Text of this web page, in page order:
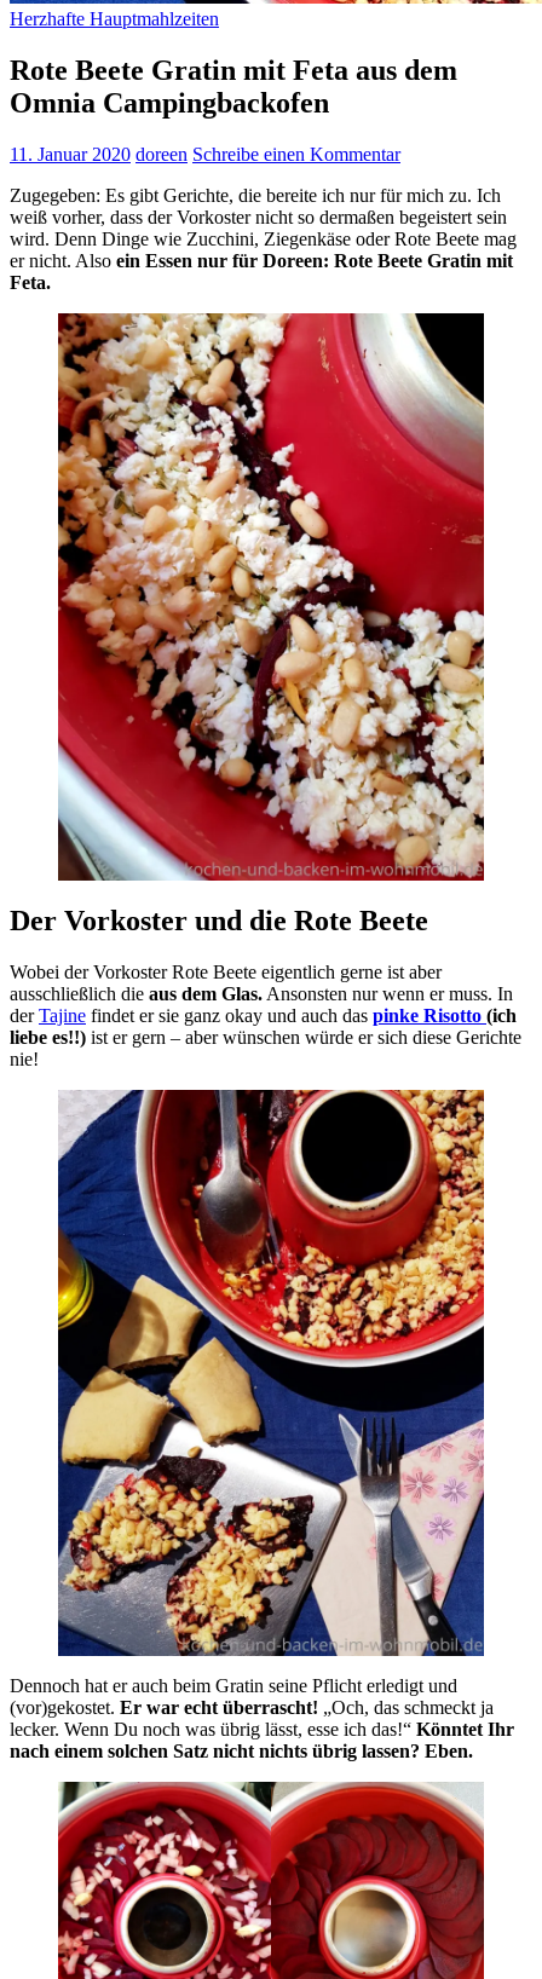
Herzhafte Hauptmahlzeiten
Rote Beete Gratin mit Feta aus dem
Omnia Campingbackofen
11. Januar 2020 doreen Schreibe einen Kommentar
Zugegeben: Es gibt Gerichte, die bereite ich nur für mich zu. Ich
weiß vorher, dass der Vorkoster nicht so dermaßen begeistert sein
wird. Denn Dinge wie Zucchini, Ziegenkäse oder Rote Beete mag
er nicht. Also ein Essen nur für Doreen: Rote Beete Gratin mit
Feta.
Der Vorkoster und die Rote Beete
Wobei der Vorkoster Rote Beete eigentlich gerne ist aber
ausschließlich die aus dem Glas. Ansonsten nur wenn er muss. In
derTajine findet er sie ganz okay und auch das pinke Risotto (ich
liebe es!!) ist er gern – aber wünschen würde er sich diese Gerichte
nie!
Dennoch hat er auch beim Gratin seine Pflicht erledigt und
(vor)gekostet. Er war echt überrascht! „Och, das schmeckt ja
lecker. Wenn Du noch was übrig lässt, esse ich das!“ Könntet Ihr
nach einem solchen Satz nicht nichts übrig lassen? Eben.